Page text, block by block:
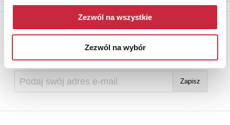
Zezwól na wszystkie
Zezwól na wybór
Newsletter
adres e-mail